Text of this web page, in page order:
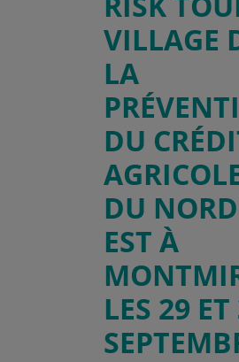
VILLAGE
LA
DU
DU NORD
EST À
LES 29